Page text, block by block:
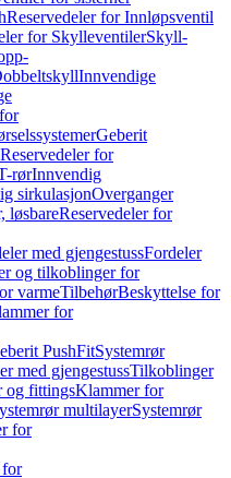
Reservedeler for Innløpsventil
for SkylleventilerSkyll-
Innvendige
Geberit
Reservedeler for
rørInnvendig
sirkulasjonOverganger
løsbareReservedeler for
med gjengestussFordeler
og tilkoblinger for
varmeTilbehørBeskyttelse for
for
PushFitSystemrør
med gjengestussTilkoblinger
og fittingsKlammer for
multilayerSystemrør
for
for